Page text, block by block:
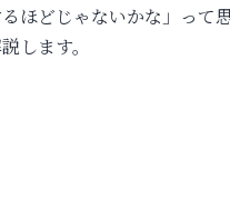
ほどじゃないかな」って
します。